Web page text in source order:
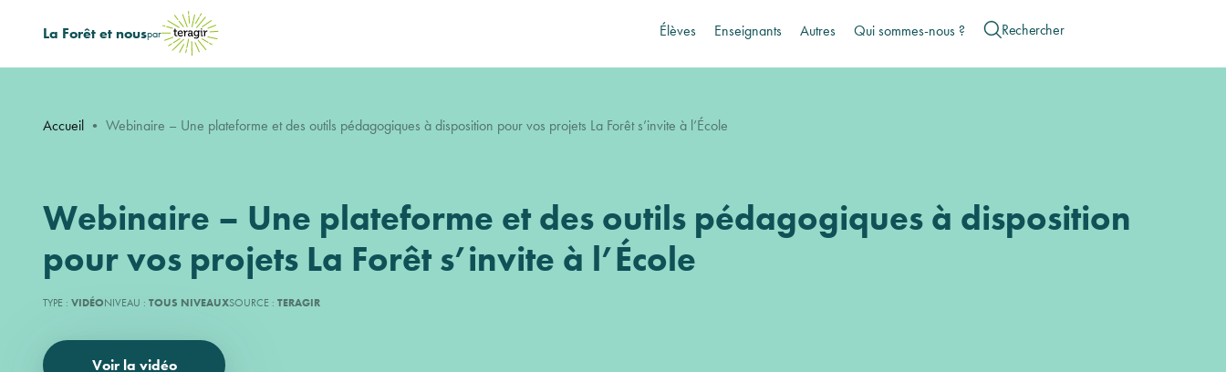
La Forêt et nouspar Élèves Enseignants Autres Qui sommes-nous ?
Accueil • Webinaire – Une plateforme et des outils pédagogiques à disposition pour vos projets La Forêt s’invite à l’École
Webinaire – Une plateforme et des outils pédagogiques à disposition
pour vos projets La Forêt s’invite à l’École
TYPE : VIDÉONIVEAU : TOUS NIVEAUXSOURCE : TERAGIR
Voir la vidéo